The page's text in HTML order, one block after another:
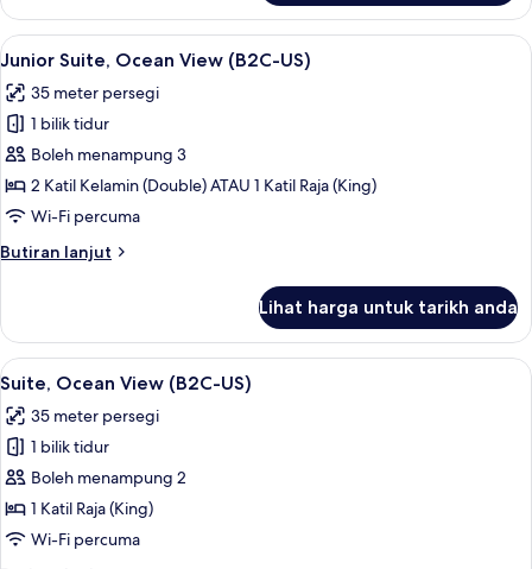
Suite
(B2C-
US)
Lihat
semua
foto
untuk
Junior
Suite,
Ocean
(B2C-
Bar mini, peti besi dalam bilik,
2
Junior Suite, Ocean View (B2C-US)
35 meter persegi
1 bilik tidur
Boleh menampung 3
2 Katil Kelamin (Double) ATAU 1 Katil Raja (King)
Wi-Fi percuma
Butiran lanjut
Butiran
Suite,
Ocean
View
US)
Lihat harga untuk tarikh anda
Lihat
semua
foto
untuk
Suite,
Ocean
View
Bar mini, peti besi dalam bilik,
2
Suite, Ocean View (B2C-US)
35 meter persegi
1 bilik tidur
Boleh menampung 2
1 Katil Raja (King)
Wi-Fi percuma